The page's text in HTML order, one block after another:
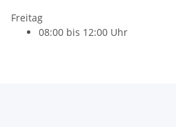
Freitag
08:00 bis 12:00 Uhr